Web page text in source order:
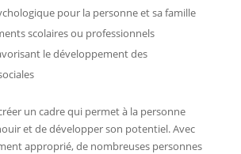
pour la personne et sa famille
scolaires ou professionnels
le développement des
un cadre qui permet à la personne
et de développer son potentiel. Avec
approprié, de nombreuses personnes